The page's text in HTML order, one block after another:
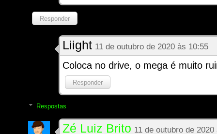
Responder
Liight 11 de outubro de 2020 às 10:55
Coloca no drive, o mega é muito
Responder
Respostas
Zé Luiz Brito 11 de outubro de 2020